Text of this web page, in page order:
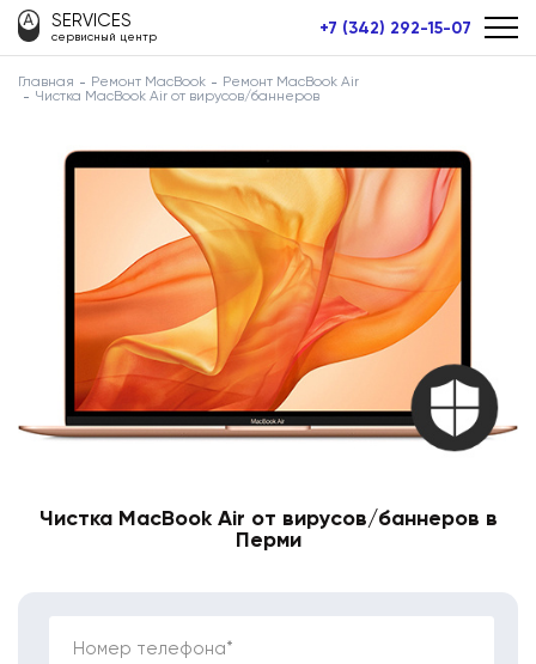
SERVICES
сервисный центр +7 (342) 292-15-07
Главная Ремонт MacBook
Ремонт MacBook Air
Чистка MacBook Air от вирусов/баннеров
Чистка MacBook Air от вирусов/баннеров в
Перми
Номер телефона*